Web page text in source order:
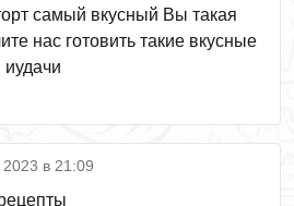
самый вкусный Вы такая
нас готовить такие вкусные
в 21:09